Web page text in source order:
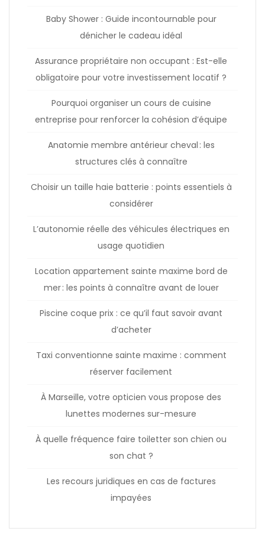
Baby Shower : Guide incontournable pour
dénicher le cadeau idéal
Assurance propriétaire non occupant : Est-elle
obligatoire pour votre investissement locatif ?
Pourquoi organiser un cours de cuisine
entreprise pour renforcer la cohésion d’équipe
Anatomie membre antérieur cheval : les
structures clés à connaître
Choisir un taille haie batterie : points essentiels à
considérer
L’autonomie réelle des véhicules électriques en
usage quotidien
Location appartement sainte maxime bord de
mer : les points à connaître avant de louer
Piscine coque prix : ce qu’il faut savoir avant
d’acheter
Taxi conventionne sainte maxime : comment
réserver facilement
À Marseille, votre opticien vous propose des
lunettes modernes sur-mesure
À quelle fréquence faire toiletter son chien ou
son chat ?
Les recours juridiques en cas de factures
impayées